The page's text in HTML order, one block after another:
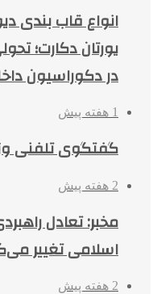
انواع قاب بندی
یورتان دکارت؛
در دکوراسیون
1 هفته پیش
گفتگوی تلفنی
2 هفته پیش
مخبر: تعادل
اسلامی تغییر
2 هفته پیش